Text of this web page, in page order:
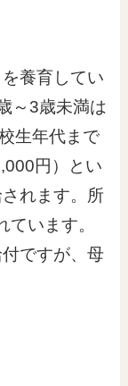
養育してい
～3歳未満は
生年代まで
円）とい
れます。所
います。
ですが、母